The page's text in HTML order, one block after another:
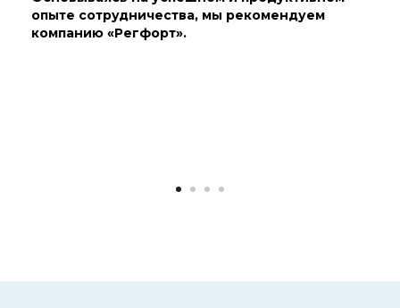
опыте сотрудничества, мы рекомендуем
компанию «Регфорт».